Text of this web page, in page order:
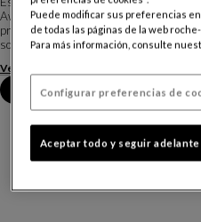
Awards se reunió con Kateryna
proyecto ganador es una serie de
sobres de cristal moldeado o sopl...
Ver más
Reserva una
Puede modificar sus preferencias
de todas las páginas de la web
Para más información, consulte
Configurar preferencias de
Aceptar todo y seguir adelante